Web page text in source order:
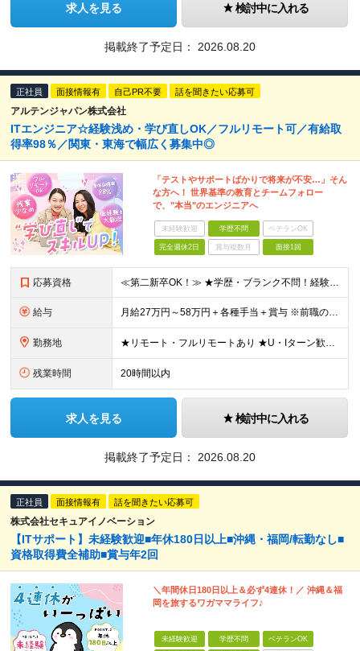
求人を見る 検討中に入れる
掲載終了予定日： 2026.08.20
正社員 面接情報有 自己PR不要 話を聞きたい応募可
アルテンジャパン株式会社
ITエンジニア☆経験浅め・学び直しOK／フルリモート可／有給取
得率98％／関東・東海で幅広く募集中◎
「テストやサポートばかりで将来が不安…」そん
な方へ！ 世界基準の教育とチームフォロー
で、"本当"のエンジニアへ
未経験歓迎 学歴不問 ベテランOK
完全週休2日 賞与複数月 面接1回
応募資格 ≪第二新卒OK！≫ ★学歴・ブランク不問！経験浅めもOK ★何らかのIT系職種の実務経験をお持ちの方 └年数不問。「1ヶ月程度の経験しかない…」という方もOK！ ※SE／PG・運用・保守・ヘルプデス
給与 月給27万円～58万円＋各種手当＋賞与 ※前職の給与・経験・スキルなどを考慮のうえで決定します ※残業代は1分単位で全額支給します ※試用期間3ヶ月。その間の給与・待遇に差異はありません ★充実の各
勤務地 ★リモート・フルリモートあり ★U・Iターン歓迎 ★配属先は希望を最大限考慮します ★転勤・転居は相談可能です ■各拠点、または関東・東海エリアのプロジェクト先での勤務 ※会社都合での無理な転勤・転
残業時間 20時間以内
求人を見る 検討中に入れる
掲載終了予定日： 2026.08.20
正社員 面接情報有 話を聞きたい応募可
株式会社セキュアイノベーション
【ITサポート】未経験歓迎■年休180日以上■沖縄・福岡/転勤なし■
資格取得費全補助■賞与年2回
＼年間休日180日以上＆必ず4連休！／ 沖縄＆福
岡を旅するワガママライフ♪
未経験歓迎 学歴不問 ベテランOK